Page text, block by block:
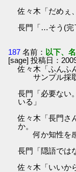
佐々木「だめぇ
長門「…そう(完
187 名前： 以下、
[sage] 投稿日：
佐々木「ふんふ
サンプル採取
長門「必要ない
いる」
佐々木「長門さ
か。
何か知性を感
長門「隠語では
佐々木「いいか